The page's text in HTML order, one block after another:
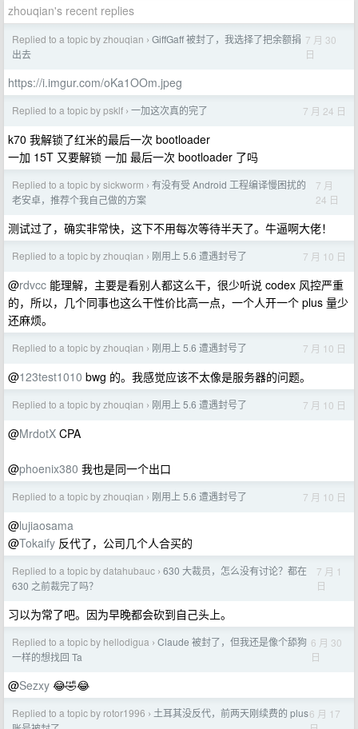
zhouqian's recent replies
Replied to a topic by zhouqian › GiffGaff 被封了，我选择了把余额捐
出去
7 月 30
日
https://i.imgur.com/oKa1OOm.jpeg
Replied to a topic by psklf › 一加这次真的完了 7 月 24 日
k70 我解锁了红米的最后一次 bootloader
一加 15T 又要解锁 一加 最后一次 bootloader 了吗
Replied to a topic by sickworm › 有没有受 Android 工程编译慢困扰的
老安卓，推荐个我自己做的方案
7 月
24 日
测试过了，确实非常快，这下不用每次等待半天了。牛逼啊大佬！
Replied to a topic by zhouqian › 刚用上 5.6 遭遇封号了 7 月 10 日
@rdvcc 能理解，主要是看别人都这么干，很少听说 codex 风控严重
的，所以，几个同事也这么干性价比高一点，一个人开一个 plus 量少
还麻烦。
Replied to a topic by zhouqian › 刚用上 5.6 遭遇封号了 7 月 10 日
@123test1010 bwg 的。我感觉应该不太像是服务器的问题。
Replied to a topic by zhouqian › 刚用上 5.6 遭遇封号了 7 月 10 日
@MrdotX CPA
@phoenix380 我也是同一个出口
Replied to a topic by zhouqian › 刚用上 5.6 遭遇封号了 7 月 10 日
@lujiaosama
@Tokaify 反代了，公司几个人合买的
Replied to a topic by datahubauc › 630 大裁员，怎么没有讨论？都在
630 之前裁完了吗？
7 月 1
日
习以为常了吧。因为早晚都会砍到自己头上。
Replied to a topic by hellodigua › Claude 被封了，但我还是像个舔狗
一样的想找回 Ta
6 月 30
日
@Sezxy 😂🤣😂
Replied to a topic by rotor1996 › 土耳其没反代，前两天刚续费的 plus6 月 17